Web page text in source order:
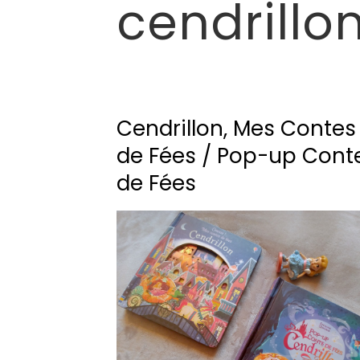
Cendrillon, Mes Contes
de Fées / Pop-up
de Fées